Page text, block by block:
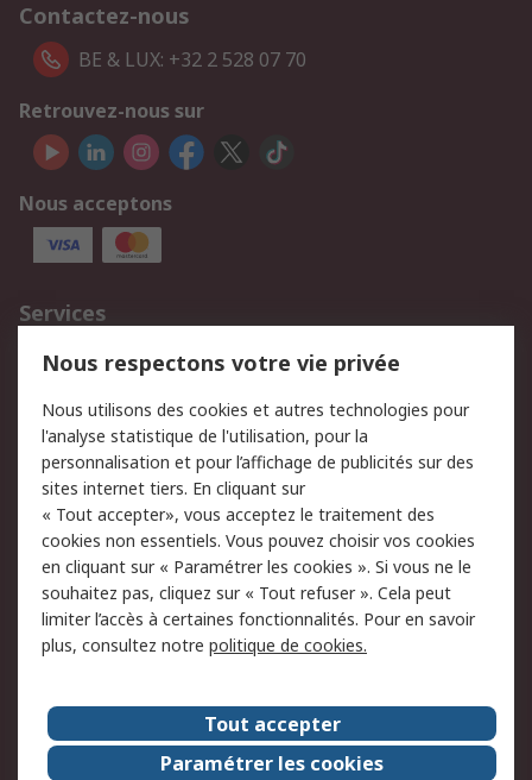
Contactez-nous
BE & LUX: +32 2 528 07 70
Retrouvez-nous sur
Nous acceptons
Services
750.000 produits
2.500 marques
Retours
Support technique
Track & trace
Legal
Politique de cookies
Sécurité des e-mails
Politique de protection
des données - Mise à
jour
Conditions générales
de vente
A propos de RS
Le groupe RS Group
A propos de RS
Nous respectons votre vie privée
Nous utilisons des cookies et autres technologies pour
l'analyse statistique de l'utilisation, pour la
personnalisation et pour l’affichage de publicités sur des
sites internet tiers. En cliquant sur
« Tout accepter», vous acceptez le traitement des
cookies non essentiels. Vous pouvez choisir vos cookies
en cliquant sur « Paramétrer les cookies ». Si vous ne le
souhaitez pas, cliquez sur « Tout refuser ». Cela peut
limiter l’accès à certaines fonctionnalités. Pour en savoir
plus, consultez notre politique de cookies.
Tout accepter
Paramétrer les cookies